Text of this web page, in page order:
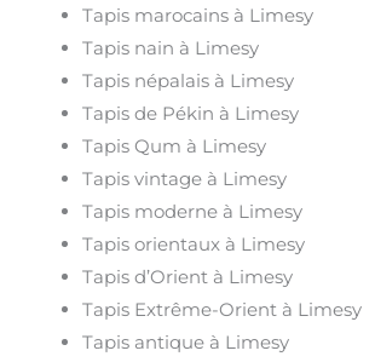
Tapis marocains à Limesy
Tapis nain à Limesy
Tapis népalais à Limesy
Tapis de Pékin à Limesy
Tapis Qum à Limesy
Tapis vintage à Limesy
Tapis moderne à Limesy
Tapis orientaux à Limesy
Tapis d’Orient à Limesy
Tapis Extrême-Orient à Limesy
Tapis antique à Limesy